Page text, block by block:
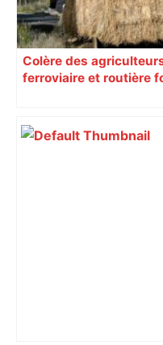
Colère des
ferroviaire et routière